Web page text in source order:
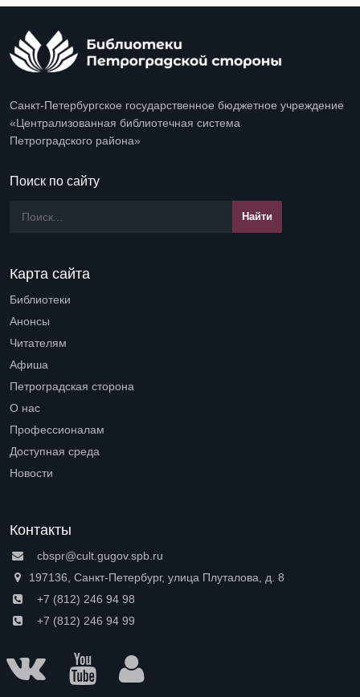
Санкт-Петербургское государственное бюджетное учреждение
«Централизованная библиотечная система
Петроградского района»
Поиск по сайту
Карта сайта
Библиотеки
Анонсы
Читателям
Афиша
Петроградская сторона
О нас
Профессионалам
Доступная среда
Новости
Контакты
cbspr@cult.gugov.spb.ru
197136, Санкт-Петербург, улица Плуталова, д. 8
+7 (812) 246 94 98
+7 (812) 246 94 99